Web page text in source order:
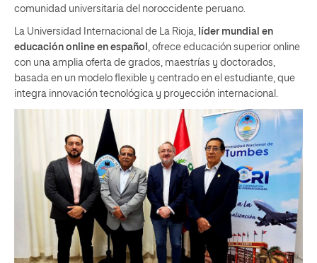
comunidad universitaria del noroccidente peruano.
La Universidad Internacional de La Rioja, líder mundial en
educación online en español , ofrece educación superior online
con una amplia oferta de grados, maestrías y doctorados,
basada en un modelo flexible y centrado en el estudiante, que
integra innovación tecnológica y proyección internacional.